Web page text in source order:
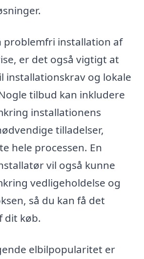
problemfri installation af
er det også vigtigt at
installationskrav og lokale
tilbud kan inkludere
installationens
tilladelser,
hele processen. En
vil også kunne
vedligeholdelse og
så du kan få det
dit køb.
elbilpopularitet er